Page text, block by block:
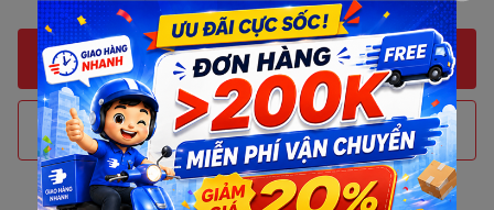
MUA NGAY
THÊM VÀO GIỎ HÀNG
Gọi đặt mua0907088123(7:30 - 17:00)